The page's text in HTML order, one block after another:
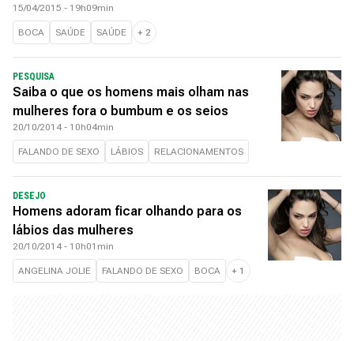
15/04/2015 - 19h09min
BOCA SAÚDE SAÚDE + 2
PESQUISA
Saiba o que os homens mais olham nas
mulheres fora o bumbum e os seios
20/10/2014 - 10h04min
FALANDO DE SEXO LÁBIOS RELACIONAMENTOS
DESEJO
Homens adoram ficar olhando para os
lábios das mulheres
20/10/2014 - 10h01min
ANGELINA JOLIE FALANDO DE SEXO BOCA + 1